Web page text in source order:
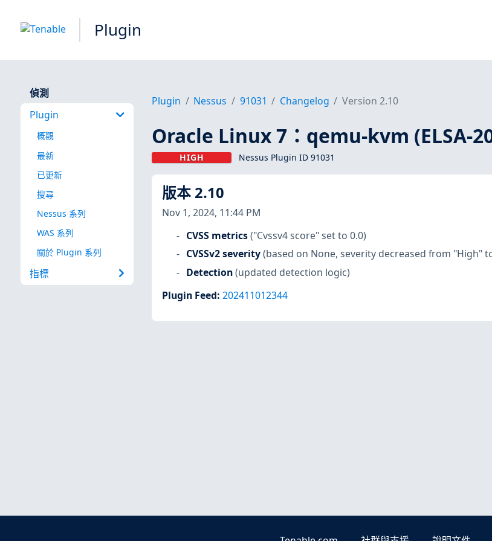
Plugin
偵測
Plugin
概觀
最新
已更新
搜尋
Nessus 系列
WAS 系列
關於 Plugin 系列
指標
Plugin Nessus 91031 Changelog Version 2.10
Oracle Linux 7：qemu-kvm (ELSA-
HIGH Nessus Plugin ID 91031
版本 2.10
Nov 1, 2024, 11:44 PM
CVSS metrics ("Cvssv4 score" set to 0.0)
CVSSv2 severity (based on None, severity decreased from "High"
Detection (updated detection logic)
Plugin Feed: 202411012344